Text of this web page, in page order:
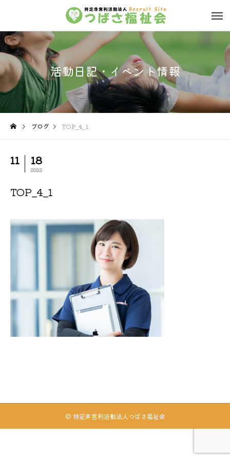
活動日記・イベント情報
ブログ TOP_4_1
11 18
2022
TOP_4_1
© 特定非営利活動法人つばさ福祉会